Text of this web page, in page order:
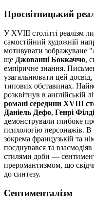
Просвітницький
У XVIII столітті реалізм
самостійний художній
мотивувати зображуване
ще Джованні Боккаччо,
емпіричне знання.
узагальнювати цей
типових обставинах.
розквітнув в англійській
романі середини XVIII
Даніель Дефо, Генрі
демонстрували глибоке
психологію персонажів. В
зокрема французькій та
поєднувався та
стилями доби —
преромантизмом, що
до синтезу.
Сентименталізм